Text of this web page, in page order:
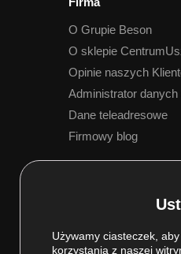
O Grupie Beson
O sklepie
Opinie naszych
Administrator
Dane teleadresowe
Firmowy blog
Na
Używamy ciasteczek,
korzystania z naszej